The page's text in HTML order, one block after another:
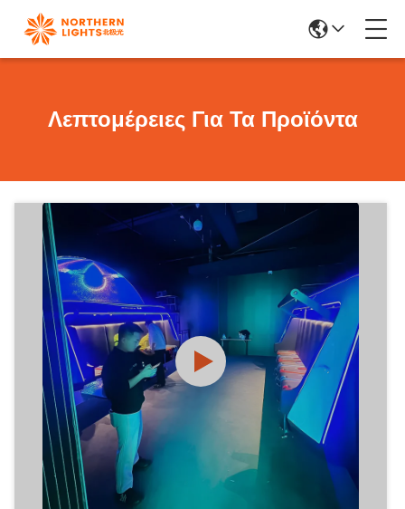
Λεπτομέρειες Για Τα Προϊόντα